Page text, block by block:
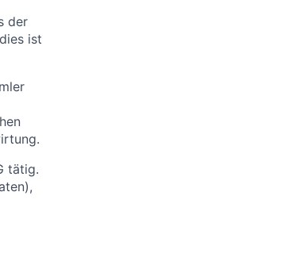
der
ist
tätig.